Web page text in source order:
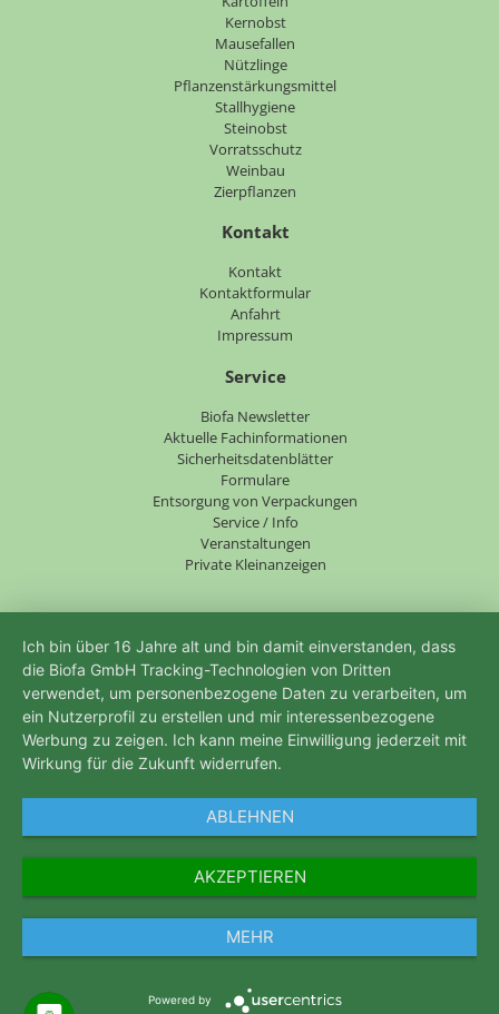
Kernobst
Mausefallen
Nützlinge
Pflanzenstärkungsmittel
Stallhygiene
Steinobst
Vorratsschutz
Weinbau
Zierpflanzen
Kontakt
Kontakt
Kontaktformular
Anfahrt
Impressum
Service
Biofa Newsletter
Aktuelle Fachinformationen
Sicherheitsdatenblätter
Formulare
Entsorgung von Verpackungen
Service / Info
Veranstaltungen
Private Kleinanzeigen
Ich bin über 16 Jahre alt und bin damit einverstanden, dass
die Biofa GmbH Tracking-Technologien von Dritten
verwendet, um personenbezogene Daten zu verarbeiten, um
ein Nutzerprofil zu erstellen und mir interessenbezogene
Werbung zu zeigen. Ich kann meine Einwilligung jederzeit mit
Wirkung für die Zukunft widerrufen.
ABLEHNEN
AKZEPTIEREN
MEHR
Powered by